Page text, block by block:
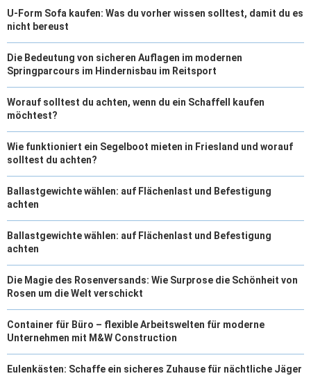
U-Form Sofa kaufen: Was du vorher wissen solltest, damit du es
nicht bereust
Die Bedeutung von sicheren Auflagen im modernen
Springparcours im Hindernisbau im Reitsport
Worauf solltest du achten, wenn du ein Schaffell kaufen
möchtest?
Wie funktioniert ein Segelboot mieten in Friesland und worauf
solltest du achten?
Ballastgewichte wählen: auf Flächenlast und Befestigung
achten
Ballastgewichte wählen: auf Flächenlast und Befestigung
achten
Die Magie des Rosenversands: Wie Surprose die Schönheit von
Rosen um die Welt verschickt
Container für Büro – flexible Arbeitswelten für moderne
Unternehmen mit M&W Construction
Eulenkästen: Schaffe ein sicheres Zuhause für nächtliche Jäger